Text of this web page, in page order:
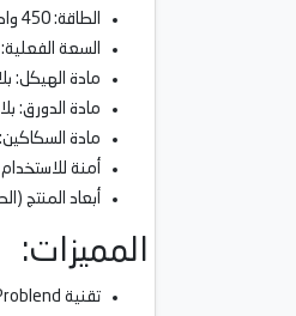
الطاقة: 450 واط
السعة الفعلية: 1 لتر
مادة الهيكل:
مادة الدورق:
مادة
أمنة
أبعاد المنتج
المميزات:
تقنية Problend مع شفرة نجمية رباعية من الفولاذ المقاوم للصدأ